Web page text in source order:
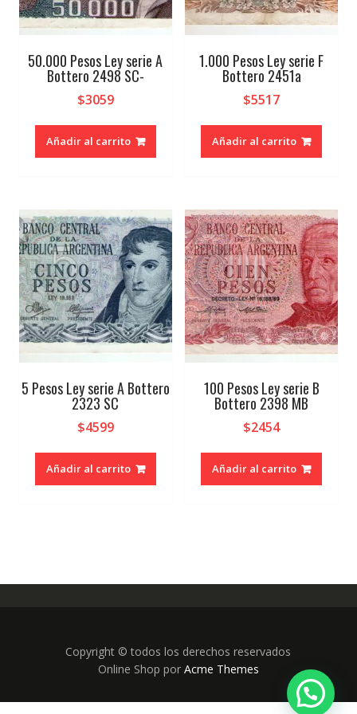
50.000 Pesos Ley serie A
Bottero 2498 SC-
$3059
Añadir al carrito
1.000 Pesos Ley serie F
Bottero 2451a
$5517
Añadir al carrito
5 Pesos Ley serie A Bottero
2323 SC
$4599
Añadir al carrito
100 Pesos Ley serie B
Bottero 2398 MB
$2454
Añadir al carrito
Copyright © todos los derechos reservados
Online Shop por Acme Themes